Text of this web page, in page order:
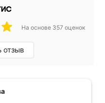
На основе 357 оценок
отзыв